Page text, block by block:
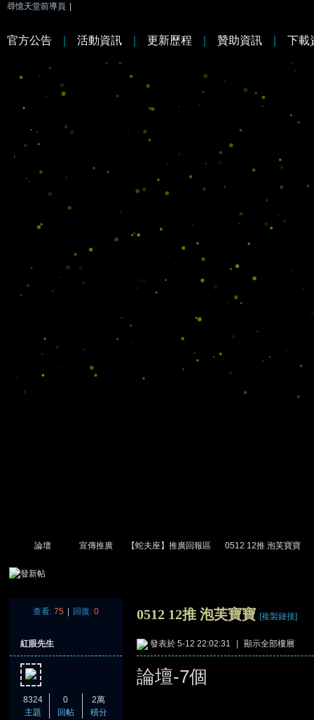
尋憶天堂前導頁
論壇 宣傳推廣 【蛇夫座】推廣回報區 0512 12推 泡芙寶寶
查看: 75 回復: 0 0512 12推 泡芙寶寶 [複製鏈接]
紅眼先生
8324
主題
0
回帖
2萬
積分
發表於 5-12 22:02:31 顯示全部樓層
論壇-7個